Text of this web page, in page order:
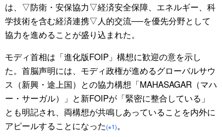
は、▽防衛・安保協力▽経済安全保障、エネルギー、科
学技術を含む経済連携▽人的交流──を優先分野として
協力を進めることが盛り込まれた。
モディ首相は「進化版FOIP」構想に歓迎の意を示し
た。首脳声明には、モディ政権が進めるグローバルサウ
ス（新興・途上国）との協力構想「MAHASAGAR（マハ
ー・サーガル）」と新FOIPが「緊密に整合している」
とも明記され、両構想が共鳴しあっていることを内外に
アピールすることになった(※1)。